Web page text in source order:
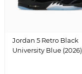
Jordan 5 Retro Black
University Blue (2026)